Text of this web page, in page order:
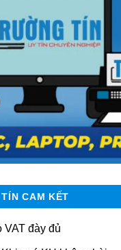
CAM KẾT
VAT đày đủ